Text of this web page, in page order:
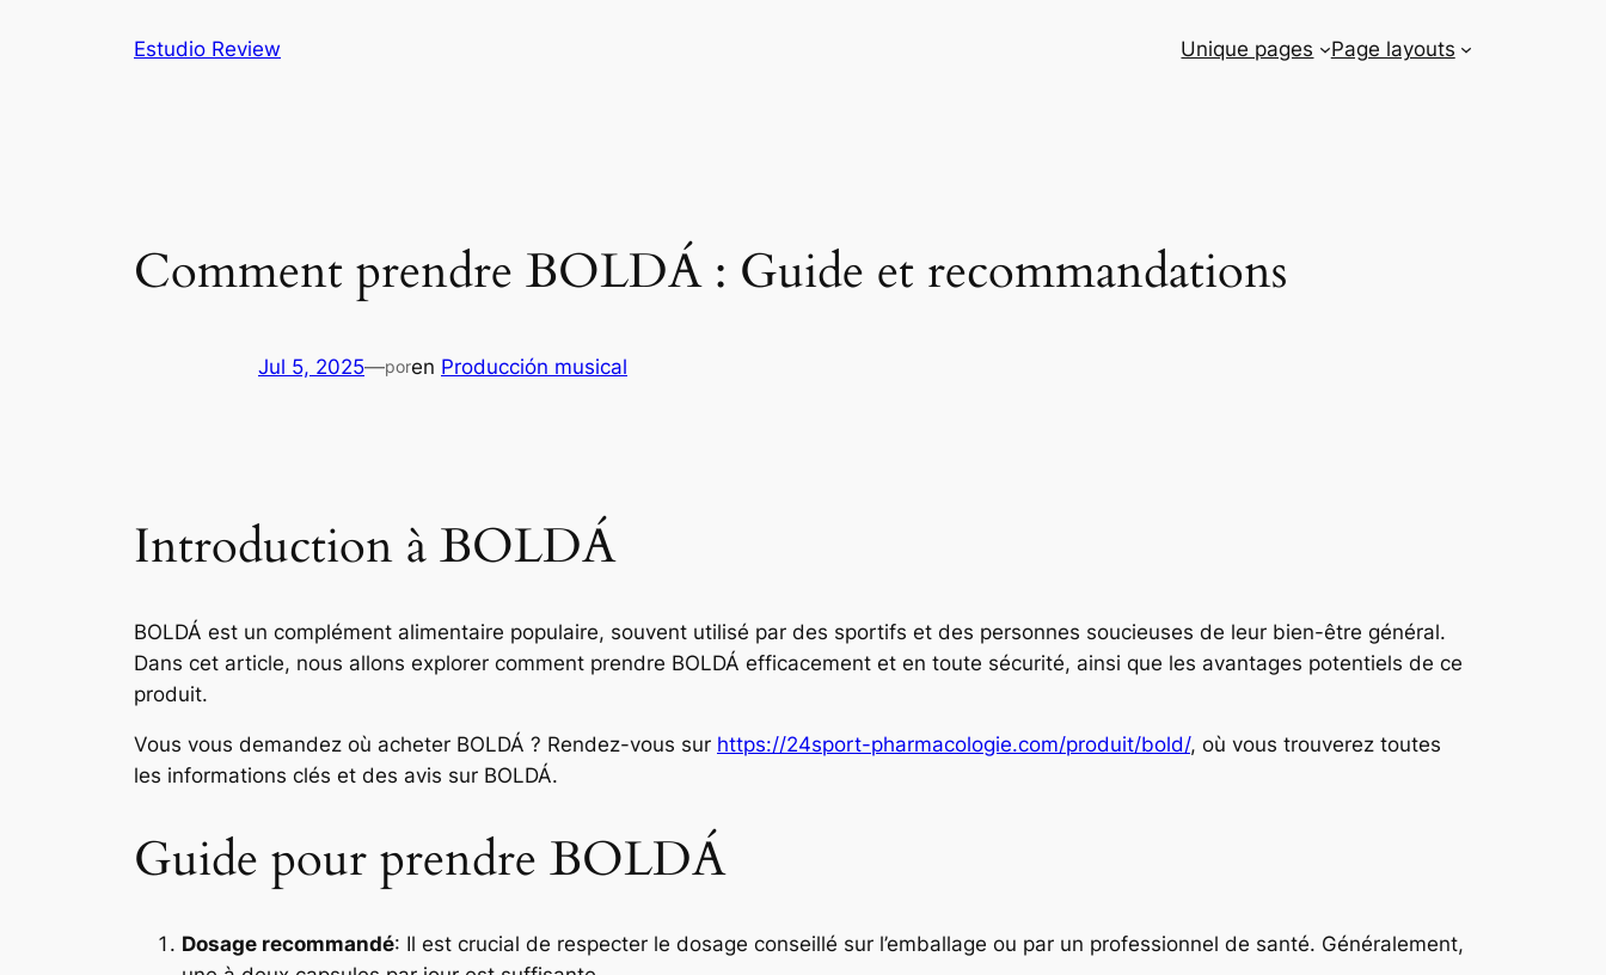
Estudio Review Unique pages Page layouts
Comment prendre BOLDÁ : Guide et recommandations
Jul 5, 2025—poren Producción musical
Introduction à BOLDÁ
BOLDÁ est un complément alimentaire populaire, souvent utilisé par des sportifs et des personnes soucieuses de leur bien-être général.
Dans cet article, nous allons explorer comment prendre BOLDÁ efficacement et en toute sécurité, ainsi que les avantages potentiels de ce
produit.
Vous vous demandez où acheter BOLDÁ ? Rendez-vous sur https://24sport-pharmacologie.com/produit/bold/, où vous trouverez toutes
les informations clés et des avis sur BOLDÁ.
Guide pour prendre BOLDÁ
Dosage recommandé: Il est crucial de respecter le dosage conseillé sur l’emballage ou par un professionnel de santé. Généralement,